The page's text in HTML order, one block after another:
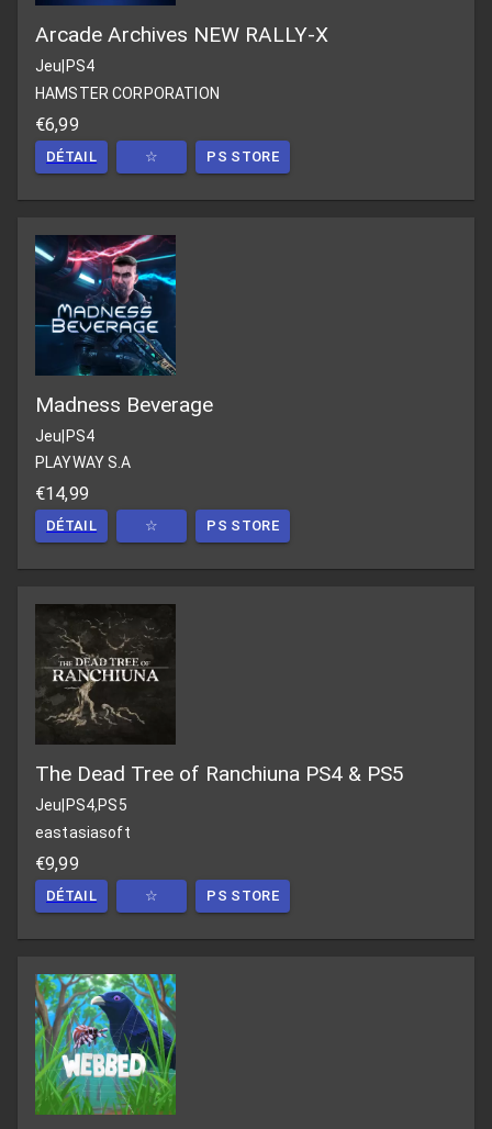
Arcade Archives NEW RALLY-X
Jeu PS4
HAMSTER CORPORATION
€6,99
DÉTAIL ☆ PS STORE
Madness Beverage
Jeu|PS4
PLAYWAY S.A
€14,99
DÉTAIL ☆ PS STORE
The Dead Tree of Ranchiuna PS4 & PS5
Jeu PS4,PS5
eastasiasoft
€9,99
DÉTAIL ☆ PS STORE